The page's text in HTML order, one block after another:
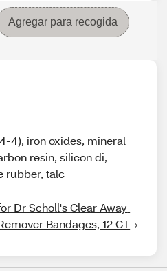
Agregar para recogida
4), iron oxides, mineral
resin, silicon di,
rubber, talc
Dr Scholl's Clear Away
Bandages, 12 CT